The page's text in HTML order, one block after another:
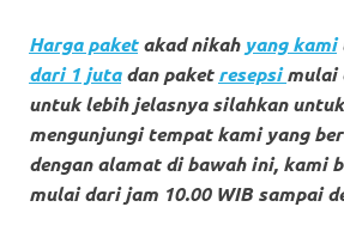
the
facts
https://
anchor
Harga paketakad nikah yang kami
dari 1 jutadan paketresepsimulai
untuk lebih jelasnya silahkan
mengunjungi tempat kami yang ber
dengan alamat di bawah ini, kami
mulai dari jam 10.00 WIB sampai